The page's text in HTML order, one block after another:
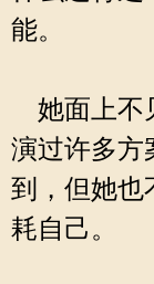
能。
她面上不
演过许多方
到，但她也
耗自己。